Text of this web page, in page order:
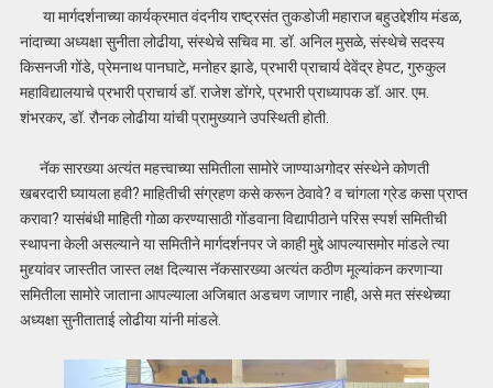
या मार्गदर्शनाच्या कार्यक्रमात वंदनीय राष्ट्रसंत तुकडोजी महाराज बहुउद्देशीय मंडळ,
नांदाच्या अध्यक्षा सुनीता लोढीया, संस्थेचे सचिव मा. डॉ. अनिल मुसळे, संस्थेचे सदस्य
किसनजी गोंडे, प्रेमनाथ पानघाटे, मनोहर झाडे, प्रभारी प्राचार्य देवेंद्र हेपट, गुरुकुल
महाविद्यालयाचे प्रभारी प्राचार्य डॉ. राजेश डोंगरे, प्रभारी प्राध्यापक डॉ. आर. एम.
शंभरकर, डॉ. रौनक लोढीया यांची प्रामुख्याने उपस्थिती होती.
नॅक सारख्या अत्यंत महत्त्वाच्या समितीला सामोरे जाण्याअगोदर संस्थेने कोणती
खबरदारी घ्यायला हवी? माहितीची संग्रहण कसे करून ठेवावे? व चांगला ग्रेड कसा प्राप्त
करावा? यासंबंधी माहिती गोळा करण्यासाठी गोंडवाना विद्यापीठाने परिस स्पर्श समितीची
स्थापना केली असल्याने या समितीने मार्गदर्शनपर जे काही मुद्दे आपल्यासमोर मांडले त्या
मुद्द्यांवर जास्तीत जास्त लक्ष दिल्यास नॅकसारख्या अत्यंत कठीण मूल्यांकन करणाऱ्या
समितीला सामोरे जाताना आपल्याला अजिबात अडचण जाणार नाही, असे मत संस्थेच्या
अध्यक्षा सुनीताताई लोढीया यांनी मांडले.